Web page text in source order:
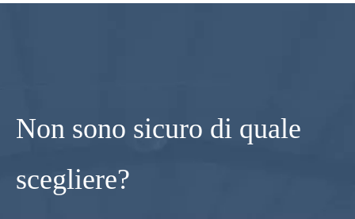
Non sono sicuro di quale
scegliere?